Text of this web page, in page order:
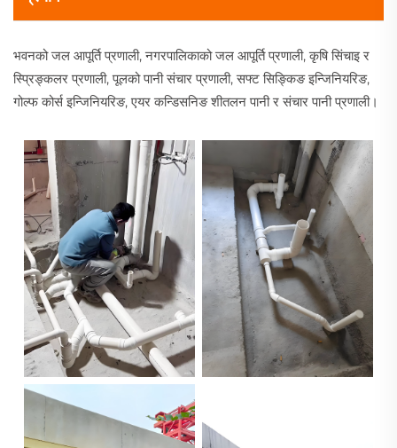
भवनको जल आपूर्ति प्रणाली, नगरपालिकाको जल आपूर्ति प्रणाली, कृषि सिंचाइ र
स्प्रिङ्कलर प्रणाली, पूलको पानी संचार प्रणाली, सफ्ट सिङ्किङ इन्जिनियरिङ,
गोल्फ कोर्स इन्जिनियरिङ, एयर कन्डिसनिङ शीतलन पानी र संचार पानी प्रणाली।